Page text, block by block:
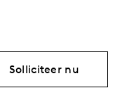
Solliciteer nu